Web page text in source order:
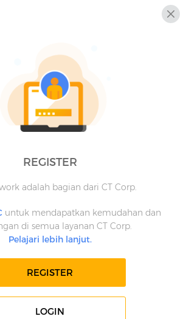
REGISTER
adalah bagian dari CT Corp.
untuk mendapatkan kemudahan dan
di semua layanan CT Corp.
Pelajari lebih lanjut.
REGISTER
LOGIN